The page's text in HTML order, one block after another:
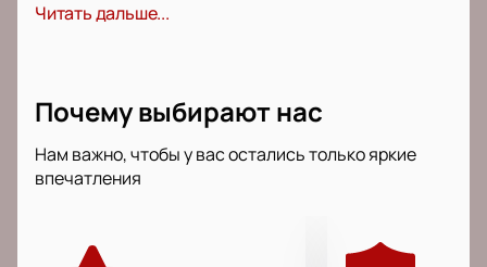
любителям классики. Вы услышите произведения
Петра Ильича Чайковского — одного из главных
композиторов страны. Программа состоит из двух
частей: струнного секстета «Воспоминание о
концертмейстер оркестра «Новой Оперы» Дария
Читать дальше...
Почему выбирают нас
Нам важно, чтобы у вас остались только яркие
впечатления